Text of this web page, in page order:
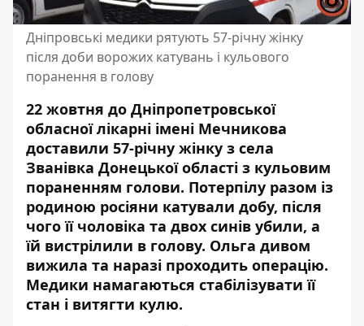
Дніпровські медики рятують 57-річну жінку
після доби ворожих катувань і кульового
поранення в голову
22 жовтня до Дніпропетровської
обласної лікарні імені Мечникова
доставили 57-річну жінку з села
Званівка Донецької області з кульовим
пораненням голови. Потерпілу разом із
родиною росіяни катували добу, після
чого її чоловіка та двох синів убили, а
їй вистрілили в голову. Ольга дивом
вижила та наразі проходить операцію.
Медики намагаються стабілізувати її
стан і витягти кулю.